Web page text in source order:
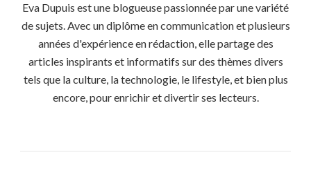
Eva Dupuis est une blogueuse passionnée par une variété
de sujets. Avec un diplôme en communication et plusieurs
années d'expérience en rédaction, elle partage des
articles inspirants et informatifs sur des thèmes divers
tels que la culture, la technologie, le lifestyle, et bien plus
encore, pour enrichir et divertir ses lecteurs.